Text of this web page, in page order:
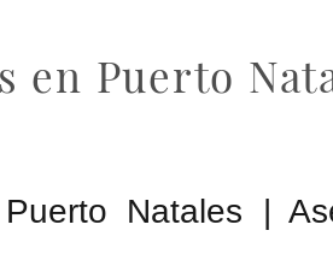
en Puerto
Natales |